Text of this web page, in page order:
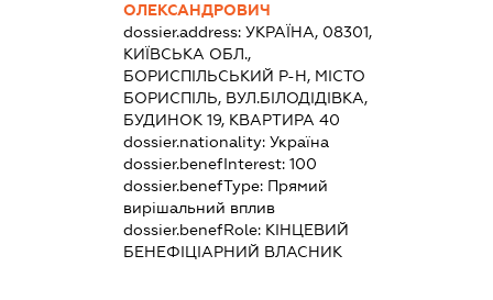
ОЛЕКСАНДРОВИЧ
dossier.address: УКРАЇНА, 08301,
КИЇВСЬКА ОБЛ.,
БОРИСПІЛЬСЬКИЙ Р-Н, МІСТО
БОРИСПІЛЬ, ВУЛ.БІЛОДІДІВКА,
БУДИНОК 19, КВАРТИРА 40
dossier.nationality: Україна
dossier.benefInterest: 100
dossier.benefType: Прямий
вирішальний вплив
dossier.benefRole: КІНЦЕВИЙ
БЕНЕФІЦІАРНИЙ ВЛАСНИК